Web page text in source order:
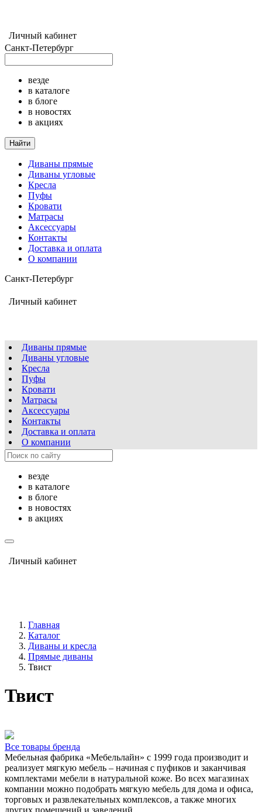
Личный кабинет
Санкт-Петербург
везде
в каталоге
в блоге
в новостях
в акциях
Найти
Диваны прямые
Диваны угловые
Кресла
Пуфы
Кровати
Матрасы
Аксессуары
Контакты
Доставка и оплата
О компании
Санкт-Петербург
Личный кабинет
Диваны прямые
Диваны угловые
Кресла
Пуфы
Кровати
Матрасы
Аксессуары
Контакты
Доставка и оплата
О компании
везде
в каталоге
в блоге
в новостях
в акциях
Личный кабинет
Главная
Каталог
Диваны и кресла
Прямые диваны
Твист
Твист
Все товары бренда
Мебельная фабрика «Мебельлайн» с 1999 года производит и
реализует мягкую мебель – начиная с пуфиков и заканчивая
комплектами мебели в натуральной коже. Во всех магазинах
компании можно подобрать мягкую мебель для дома и офиса,
торговых и развлекательных комплексов, а также многих
других помещений и заведений.